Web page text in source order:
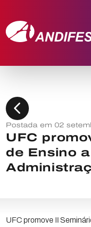
chevron_left
Postada em 02
UFC
de Ensino
UFC promove II